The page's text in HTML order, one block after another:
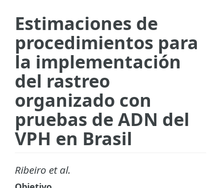
Estimaciones de
procedimientos para
la implementación
del rastreo
organizado con
pruebas de ADN del
VPH en Brasil
Ribeiro et al.